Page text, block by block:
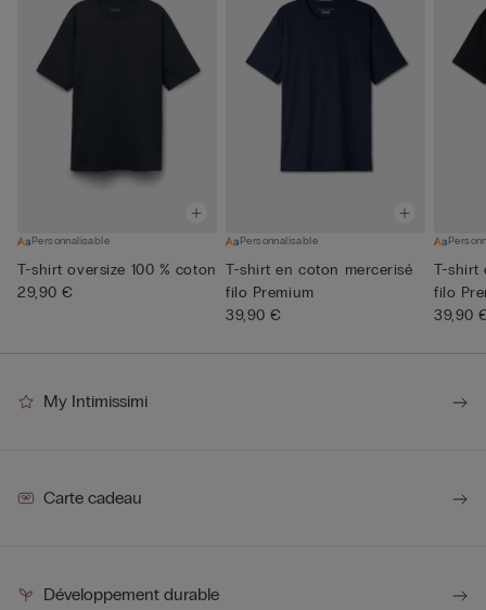
Personnalisable
T-shirt oversize 100 % coton
29,90 €
Personnalisable
T-shirt en coton mercerisé
filo Premium
39,90 €
T-shirt
filo
39,90
My Intimissimi
Carte cadeau
Développement durable